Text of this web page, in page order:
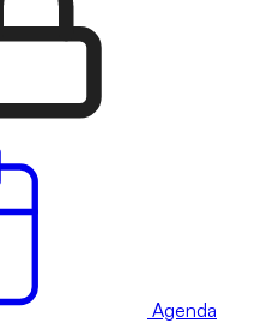
Agenda